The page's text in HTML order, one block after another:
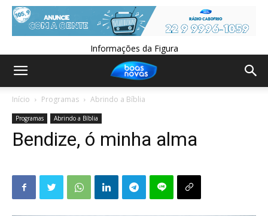
Informações da Figura
Início Programas Abrindo a Bíblia
Programas Abrindo a Bíblia
Bendize, ó minha alma